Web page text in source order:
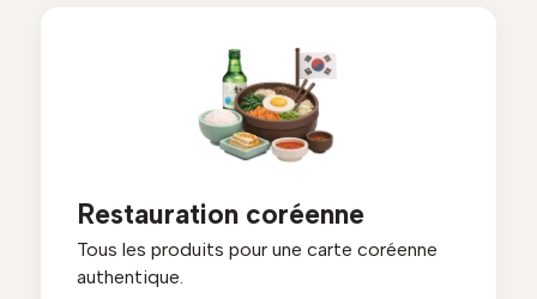
Restauration coréenne
Tous les produits pour une carte coréenne
authentique.